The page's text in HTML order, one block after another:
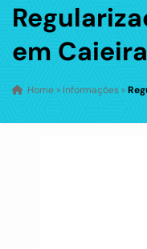
em
Home » Informações »